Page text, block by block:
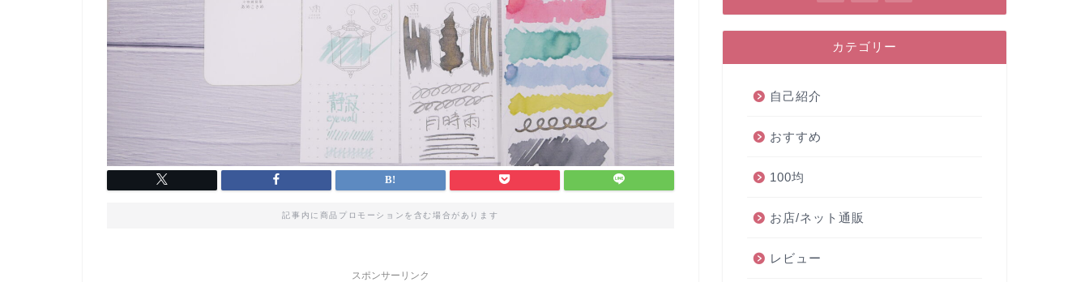
記事内に商品プロモーションを含む場合があります
スポンサーリンク
カテゴリー
自己紹介
おすすめ
100均
お店/ネット通販
レビュー